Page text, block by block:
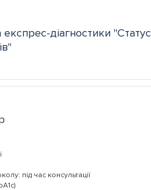
діагностики "Статус
під час консультації